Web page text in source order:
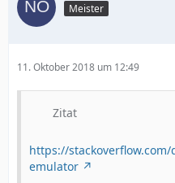
Meister
11. Oktober 2018 um 12:49
Zitat
https://
emulator